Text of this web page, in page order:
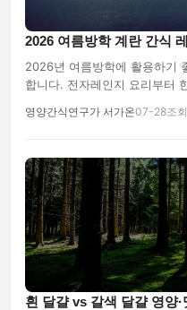
2026 여름방학 계란 간식
2026년 여름방학에 활용하기
합니다. 전자레인지 요리부터
영양간식연구가 서가온07-28조
흰 달걀 vs 갈색 달걀 영양